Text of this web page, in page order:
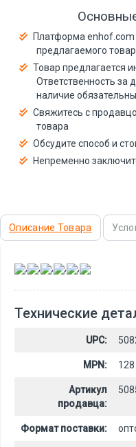
Платформа
предлагаемого
Товар предлагается
Ответственность за
наличие
Свяжитесь с
товара
Обсудите способ и
Непременно
Описание Товара
, , , , ,
Технические
UPC:
MPN: 128
Артикул
продавца:
Формат поставки: